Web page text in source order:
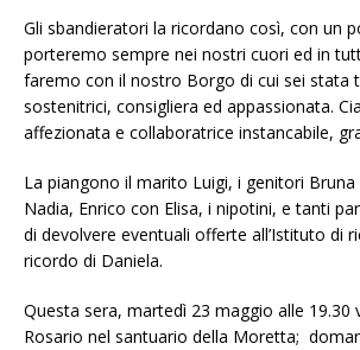
Gli sbandieratori la ricordano così, con un
porteremo sempre nei nostri cuori ed in
faremo con il nostro Borgo di cui sei stata
sostenitrici, consigliera ed appassionata.
affezionata e collaboratrice instancabile,
La piangono il marito Luigi, i genitori
Nadia, Enrico con Elisa, i nipotini, e tanti
di devolvere eventuali offerte all’Istituto di
ricordo di Daniela.
Questa sera, martedì 23 maggio alle 19.30
Rosario nel santuario della Moretta;